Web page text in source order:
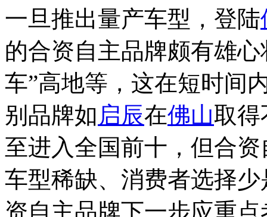
一旦推出量产车型，登陆
的合资自主品牌颇有雄
车”高地等，这在短时间
别品牌如 启辰在佛山取得
至进入全国前十，但合
车型稀缺、消费者选择
资自主品牌下一步应重